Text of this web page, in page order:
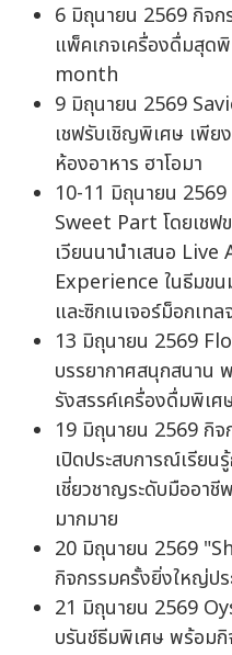
6 มิถุนายน 2569 กิจ
แพ็คเกจเครื่องดื่มสุด
month
9 มิถุนายน 2569
เชฟรับเชิญพิเศษ เพีย
ห้องอาหาร ฮาโอมา
10-11 มิถุนายน
Sweet Part โดยเช
เวียนนานำเสนอ
Experience ในธีมข
และซิกเนเจอร์ม็อกเท
13 มิถุนายน 2569
บรรยากาศสนุกสนาน
รังสรรค์เครื่องดื่มพิเ
19 มิถุนายน 2569 กิ
เปิดประสบการณ์เรียน
เชี่ยวชาญระดับมืออา
มากมาย
20 มิถุนายน 2569
กิจกรรมครั้งยิ่งใหญ่ปร
21 มิถุนายน 2569
บรันช์ธีมพิเศษ พร้อม